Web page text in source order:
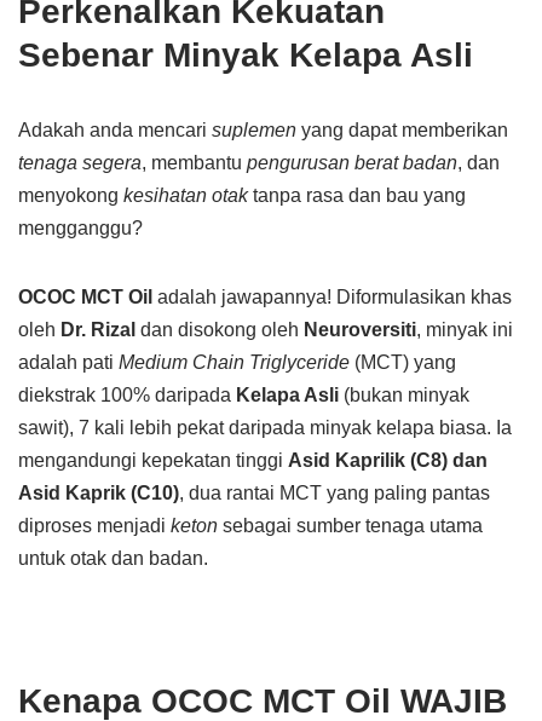
Perkenalkan Kekuatan
Sebenar Minyak Kelapa Asli
Adakah anda mencari suplemen yang dapat memberikan
tenaga segera, membantu pengurusan berat badan, dan
menyokong kesihatan otaktanpa rasa dan bau yang
mengganggu?
OCOC MCT Oil adalah jawapannya! Diformulasikan khas
oleh Dr. Rizal dan disokong oleh Neuroversiti, minyak ini
adalah pati Medium Chain Triglyceride (MCT) yang
diekstrak 100% daripada Kelapa Asli (bukan minyak
sawit), 7 kali lebih pekat daripada minyak kelapa biasa. Ia
mengandungi kepekatan tinggi Asid Kaprilik (C8) dan
Asid Kaprik (C10), dua rantai MCT yang paling pantas
diproses menjadi keton sebagai sumber tenaga utama
untuk otak dan badan.
Kenapa OCOC MCT Oil WAJIB